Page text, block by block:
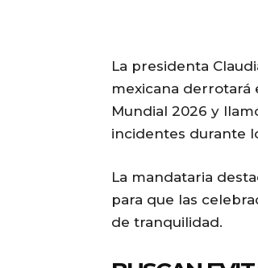
La presidenta
mexicana derrotará
Mundial 2026 y
incidentes durante
La mandataria
para que las
de tranquilidad.